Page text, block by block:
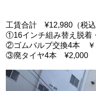
工賃合計 ¥12,980（税込
①16インチ組み替え脱
②ゴムバルブ交換4本 ￥
③廃タイヤ4本 ¥2,000